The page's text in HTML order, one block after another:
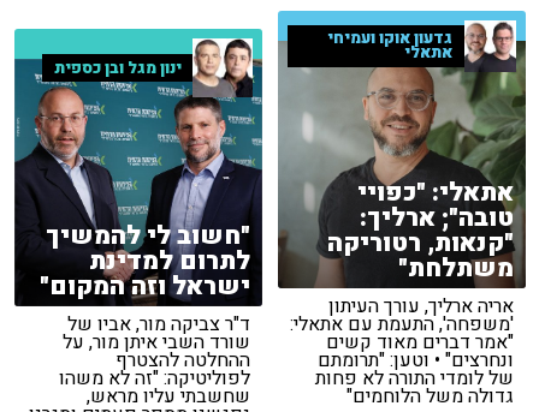
גדעון אוקו ועמיחי
אתאלי
אתאלי: "כפויי
טובה"; ארליך:
"קנאות, רטוריקה
משתלחת"
אריה ארליך, עורך העיתון
'משפחה', התעמת עם אתאלי:
"אמר דברים מאוד קשים
ונחרצים" • וטען: "תרומתם
של לומדי התורה לא פחות
גדולה משל הלוחמים"
ינון מגל ובן כספית
"חשוב לי להמשיך
לתרום למדינת
ישראל וזה המקום"
ד"ר צביקה מור, אביו של
שורד השבי איתן מור, על
ההחלטה להצטרף
לפוליטיקה: "זה לא משהו
שחשבתי עליו מראש,